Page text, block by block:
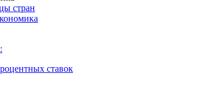
создания своего индекса
стран